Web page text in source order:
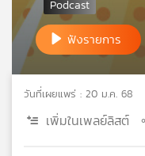
บี
เอส
แผนที่
วิทยุ
ฟังรายการ
วันที่เผยแพร่ : 20 ม.ค. 68
เพิ่มในเพลย์ลิสต์